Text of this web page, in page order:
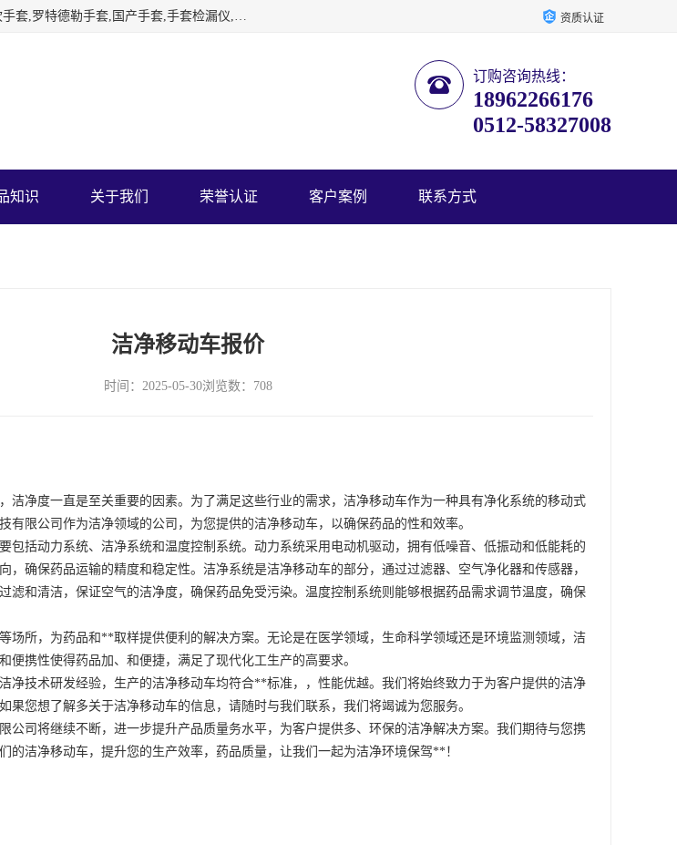
苏州宏灿净化经营：干箱手套,隔离手套,实验室手套,RABS手套,灌装线手套,进口皮尔坎手套,罗特德勒手套,国产手套,手套检漏仪,负压称量罩,传递窗,层流小车霍尼韦尔诺斯CSM隔离器干箱手套，负压称量室，皮尔坎海普隆氯磺化聚乙烯手套，雪莲灌装机手套，罗特得勒手套箱手套，欧菲姆干雾灭菌消毒机，国产TRONPOWER创能隔离器手套，激光尘埃粒子计数器，浮游菌采样器,风量罩，手套检漏仪 资质认证
订购咨询热线：
18962266176
0512-58327008
知识 关于我们 荣誉认证 客户案例 联系方式
洁净移动车报价
时间：2025-05-30浏览数：708
洁净度一直是至关重要的因素。为了满足这些行业的需求，洁净移动车作为一种具有净化系统的移动式
有限公司作为洁净领域的公司，为您提供的洁净移动车，以确保药品的性和效率。
包括动力系统、洁净系统和温度控制系统。动力系统采用电动机驱动，拥有低噪音、低振动和低能耗的
，确保药品运输的精度和稳定性。洁净系统是洁净移动车的部分，通过过滤器、空气净化器和传感器，
滤和清洁，保证空气的洁净度，确保药品免受污染。温度控制系统则能够根据药品需求调节温度，确保
场所，为药品和**取样提供便利的解决方案。无论是在医学领域，生命科学领域还是环境监测领域，洁
便携性使得药品加、和便捷，满足了现代化工生产的高要求。
净技术研发经验，生产的洁净移动车均符合**标准，，性能优越。我们将始终致力于为客户提供的洁净
果您想了解多关于洁净移动车的信息，请随时与我们联系，我们将竭诚为您服务。
公司将继续不断，进一步提升产品质量务水平，为客户提供多、环保的洁净解决方案。我们期待与您携
的洁净移动车，提升您的生产效率，药品质量，让我们一起为洁净环境保驾**！